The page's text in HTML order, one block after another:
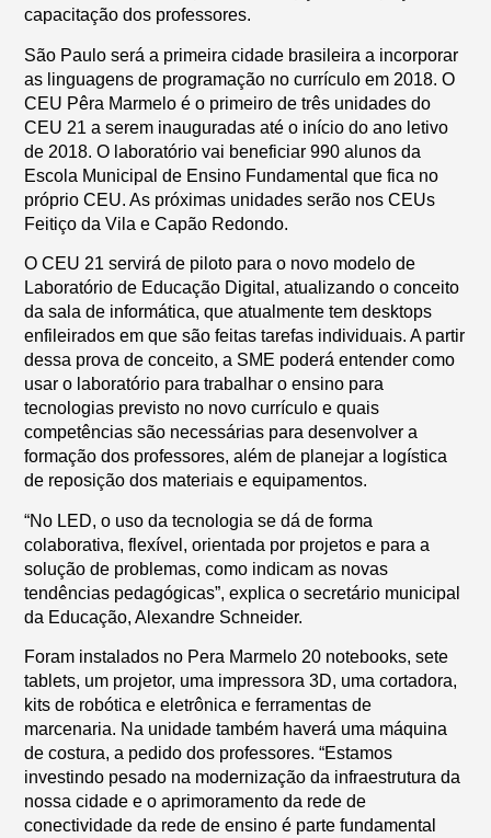
capacitação dos professores.
São Paulo será a primeira cidade brasileira a incorporar
as linguagens de programação no currículo em 2018. O
CEU Pêra Marmelo é o primeiro de três unidades do
CEU 21 a serem inauguradas até o início do ano letivo
de 2018. O laboratório vai beneficiar 990 alunos da
Escola Municipal de Ensino Fundamental que fica no
próprio CEU. As próximas unidades serão nos CEUs
Feitiço da Vila e Capão Redondo.
O CEU 21 servirá de piloto para o novo modelo de
Laboratório de Educação Digital, atualizando o conceito
da sala de informática, que atualmente tem desktops
enfileirados em que são feitas tarefas individuais. A partir
dessa prova de conceito, a SME poderá entender como
usar o laboratório para trabalhar o ensino para
tecnologias previsto no novo currículo e quais
competências são necessárias para desenvolver a
formação dos professores, além de planejar a logística
de reposição dos materiais e equipamentos.
“No LED, o uso da tecnologia se dá de forma
colaborativa, flexível, orientada por projetos e para a
solução de problemas, como indicam as novas
tendências pedagógicas”, explica o secretário municipal
da Educação, Alexandre Schneider.
Foram instalados no Pera Marmelo 20 notebooks, sete
tablets, um projetor, uma impressora 3D, uma cortadora,
kits de robótica e eletrônica e ferramentas de
marcenaria. Na unidade também haverá uma máquina
de costura, a pedido dos professores. “Estamos
investindo pesado na modernização da infraestrutura da
nossa cidade e o aprimoramento da rede de
conectividade da rede de ensino é parte fundamental